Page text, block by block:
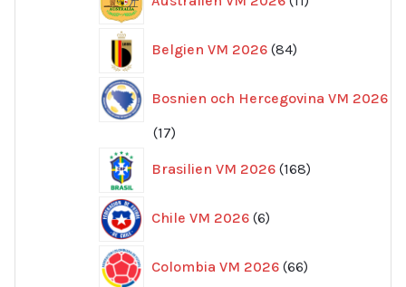
produkter
Belgien VM 2026 84
produkter
Bosnien och Hercegovina VM 2026
1717
Brasilien VM 2026 168
produkter
Chile VM 2026 6
produkter
Colombia VM 2026 66
produkter